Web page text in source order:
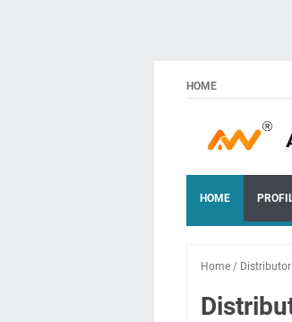
HOME
HOME
Home /